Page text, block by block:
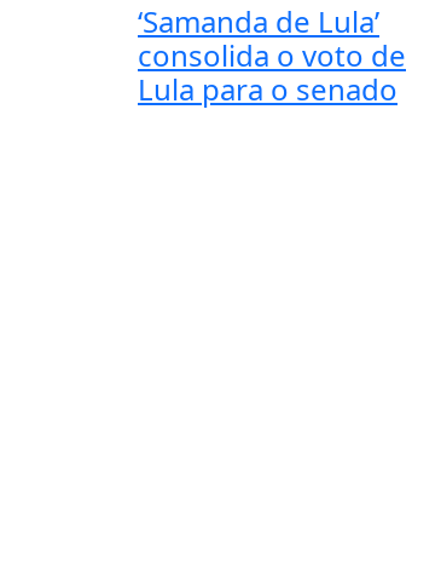
‘Samanda de Lula’
consolida o voto de
Lula para o senado